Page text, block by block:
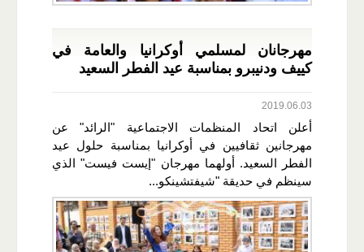
مهرجانان لمسلمي أوكرانيا والعامة في
كييف ودنيبرو بمناسبة عيد الفطر السعيد
2019.06.03
أعلن اتحاد المنظمات الاجتماعية "الرائد" عن
مهرجانين ثقافيين في أوكرانيا بمناسبة حلول عيد
الفطر السعيد. أولهما مهرجان "إيست فيست" الذي
سينظم في حديقة "شيفتشينكو...